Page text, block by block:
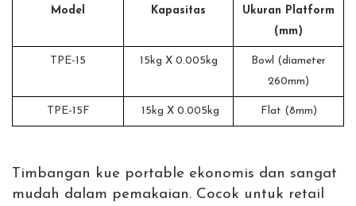
Model Kapasitas
Ukuran Platform
(mm)
TPE-15 15kg X 0.005kg
Bowl (diameter
260mm)
TPE-15F 15kg X 0.005kg Flat (8mm)
Timbangan kue portable ekonomis dan sangat
mudah dalam pemakaian. Cocok untuk retail